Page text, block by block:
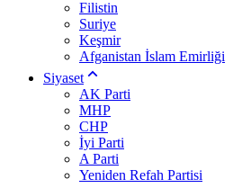
Filistin
Suriye
Keşmir
Afganistan İslam Emirliği
Siyaset
AK Parti
MHP
CHP
İyi Parti
A Parti
Yeniden Refah Partisi